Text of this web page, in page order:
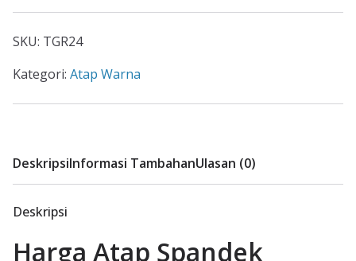
Curug
2026
SKU: TGR24
Kategori: Atap Warna
DeskripsiInformasi TambahanUlasan (0)
Deskripsi
Harga Atap Spandek